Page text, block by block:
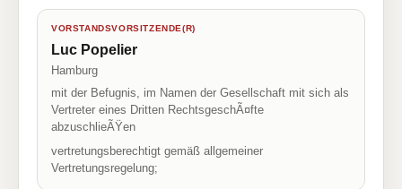
VORSTANDSVORSITZENDE(R)
Luc Popelier
Hamburg
mit der Befugnis, im Namen der Gesellschaft mit sich als
Vertreter eines Dritten RechtsgeschÃ¤fte
abzuschlieÃŸen
vertretungsberechtigt gemäß allgemeiner
Vertretungsregelung;